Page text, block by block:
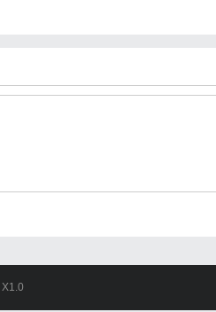
X1.0